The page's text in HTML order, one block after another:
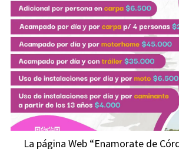
La página Web “Enamorate de